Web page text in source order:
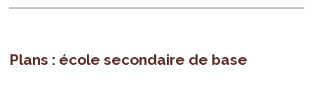
Plans : école secondaire de base